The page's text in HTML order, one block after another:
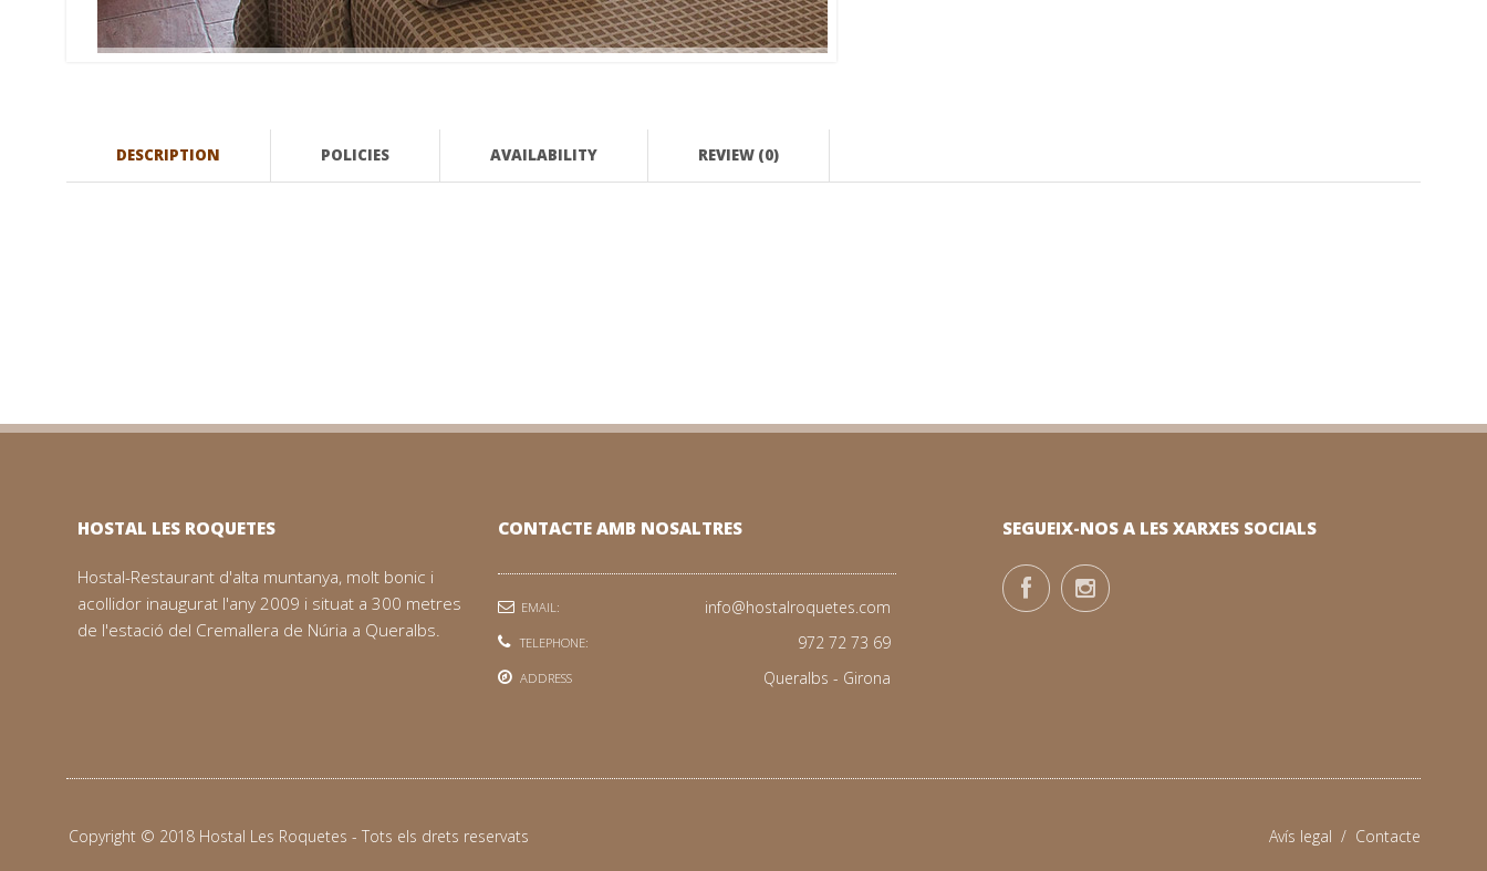
DESCRIPTION POLICIES AVAILABILITY REVIEW (0)
HOSTAL LES ROQUETES
Hostal-Restaurant d'alta muntanya, molt bonic i
acollidor inaugurat l'any 2009 i situat a 300 metres
de l'estació del Cremallera de Núria a Queralbs.
CONTACTE AMB NOSALTRES
EMAIL: info@hostalroquetes.com
TELEPHONE: 972 72 73 69
ADDRESS Queralbs - Girona
SEGUEIX-NOS A LES XARXES SOCIALS
Copyright © 2018 Hostal Les Roquetes - Tots els drets reservats Avís legal / Contacte